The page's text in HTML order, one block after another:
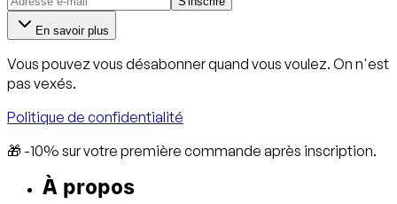
En savoir plus
Vous pouvez vous désabonner quand vous voulez. On n'est
pas vexés.
Politique de confidentialité
🎁 -10% sur votre première commande après inscription.
À propos